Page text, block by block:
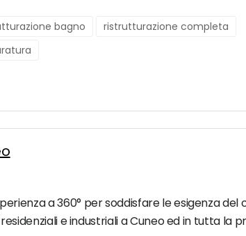
bagno
ristrutturazione completa
a 360° per soddisfare le esigenza del
e industriali a Cuneo ed in tutta la